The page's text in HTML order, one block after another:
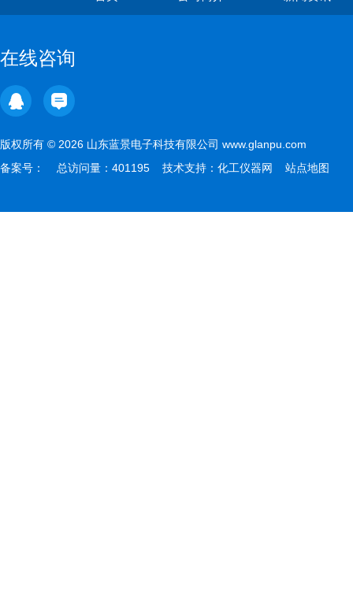
在线咨询
版权所有 © 2026 山东蓝景电子科技有限公司 www.glanpu.com
备案号：
总访问量：401195 技术支持： 化工仪器网 站点地图